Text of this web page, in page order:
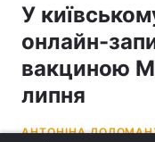
У
онлайн-
вакциною
липня
АНТОНІНА